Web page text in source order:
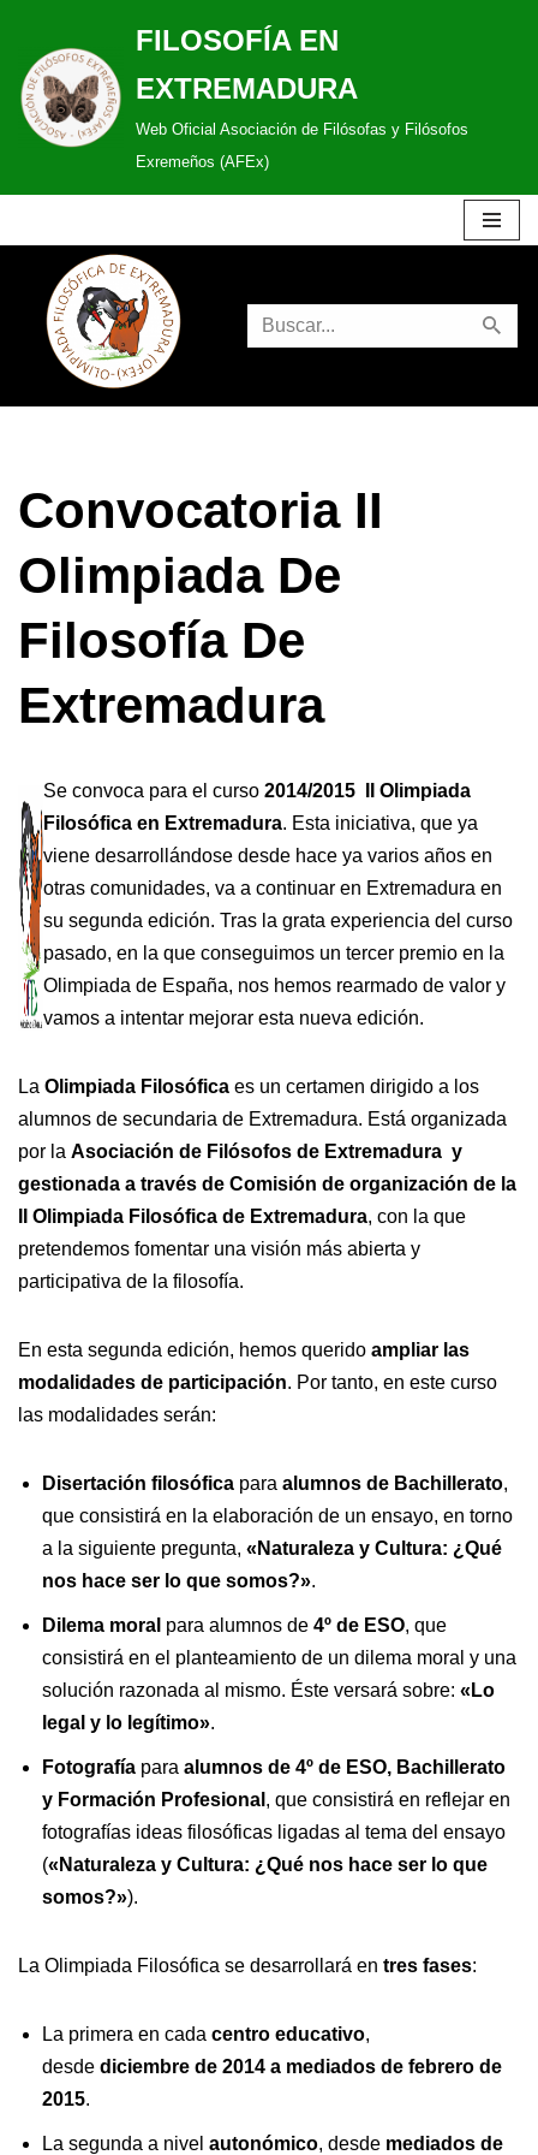
Saltar
al
contenido
FILOSOFÍA EN
EXTREMADURA
Web Oficial Asociación de Filósofas y Filósofos
Exremeños (AFEx)
Convocatoria II
Olimpiada De
Filosofía De
Extremadura
Se convoca para el curso2014/2015
II Olimpiada
Filosófica en Extremadura. Esta iniciativa, que ya
viene desarrollándose desde hace ya varios años en
otras comunidades, va a continuar en Extremadura en
su segunda edición. Tras la grata experiencia del curso
pasado, en la que conseguimos un tercer premio en la
Olimpiada de España, nos hemos rearmado de valor y
vamos a intentar mejorar esta nueva edición.
La Olimpiada Filosófica es un certamen dirigido a los
alumnos de secundaria de Extremadura. Está organizada
por la Asociación de Filósofos de Extremadura y
gestionada a través de Comisión de organización de la
II Olimpiada Filosófica de Extremadura, con la que
pretendemos fomentar una visión más abierta y
participativa de la filosofía.
En esta segunda edición, hemos querido ampliar las
modalidades de participación. Por tanto, en este curso
las modalidades serán:
Disertación filosófica para alumnos de Bachillerato,
que consistirá en la elaboración de un ensayo, en torno
a la siguiente pregunta, «Naturaleza y Cultura: ¿Qué
nos hace ser lo que somos?».
Dilema moral para alumnos de 4º de ESO, que
consistirá en el planteamiento de un dilema moral y una
solución razonada al mismo. Éste versará sobre: «Lo
legal y lo legítimo».
Fotografía para alumnos de 4º de ESO, Bachillerato
y Formación Profesional , que consistirá en reflejar en
fotografías ideas filosóficas ligadas al tema del ensayo
(«Naturaleza y Cultura: ¿Qué nos hace ser lo que
somos?»).
La Olimpiada Filosófica se desarrollará en tres fases:
La primera en cada centro educativo,
desde diciembre de 2014 a mediados de febrero de
2015.
La segunda a nivel autonómico, desde mediados de